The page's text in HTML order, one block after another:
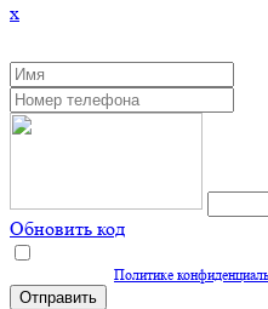
x
Обновить код
Политике